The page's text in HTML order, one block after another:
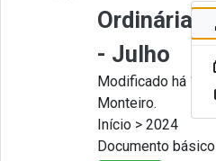
Ordinária
- Julho
Modificado há 11
Monteiro.
Início > 2024
Documento básico